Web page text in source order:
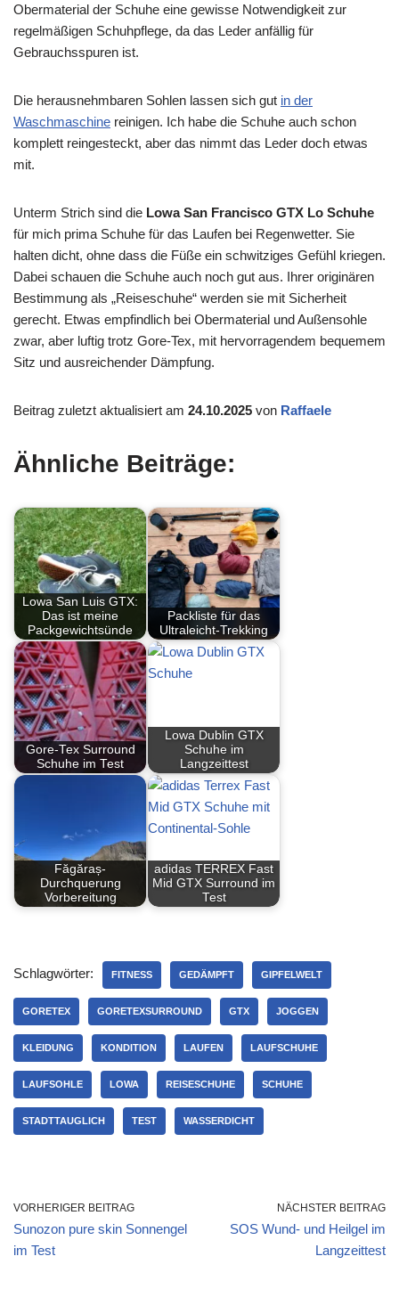
Obermaterial der Schuhe eine gewisse Notwendigkeit zur
regelmäßigen Schuhpflege, da das Leder anfällig für
Gebrauchsspuren ist.
Die herausnehmbaren Sohlen lassen sich gut in der
Waschmaschine reinigen. Ich habe die Schuhe auch schon
komplett reingesteckt, aber das nimmt das Leder doch etwas
mit.
Unterm Strich sind die Lowa San Francisco GTX Lo Schuhe
für mich prima Schuhe für das Laufen bei Regenwetter. Sie
halten dicht, ohne dass die Füße ein schwitziges Gefühl kriegen.
Dabei schauen die Schuhe auch noch gut aus. Ihrer originären
Bestimmung als „Reiseschuhe“ werden sie mit Sicherheit
gerecht. Etwas empfindlich bei Obermaterial und Außensohle
zwar, aber luftig trotz Gore-Tex, mit hervorragendem bequemem
Sitz und ausreichender Dämpfung.
Beitrag zuletzt aktualisiert am 24.10.2025 von Raffaele
Ähnliche Beiträge:
Lowa San Luis GTX:
Das ist meine
Packgewichtsünde
Packliste für das
Ultraleicht-Trekking
Gore-Tex Surround
Schuhe im Test
Lowa Dublin GTX
Schuhe im
Langzeittest
Făgăraș-
Durchquerung
Vorbereitung
adidas TERREX Fast
Mid GTX Surround im
Test
Schlagwörter: FITNESS GEDÄMPFT GIPFELWELT
GORETEX GORETEXSURROUND GTX JOGGEN
KLEIDUNG KONDITION LAUFEN LAUFSCHUHE
LAUFSOHLE LOWA REISESCHUHE SCHUHE
STADTTAUGLICH TEST WASSERDICHT
VORHERIGER BEITRAG
Sunozon pure skin Sonnengel
im Test
NÄCHSTER BEITRAG
SOS Wund- und Heilgel im
Langzeittest